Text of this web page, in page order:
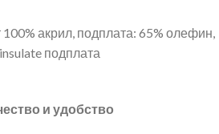
акрил, подплата: 65% олефин,
подплата
и удобство